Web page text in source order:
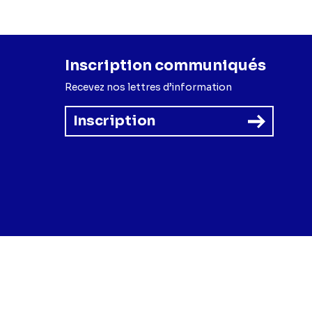
Inscription communiqués
Recevez nos lettres d’information
Inscription